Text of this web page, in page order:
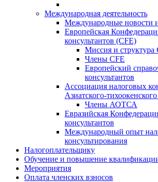
Международная деятельность
Международные новости
Европейская
консультантов (CFE)
Миссия и структура
Члены CFE
Европейский
консультантов
Ассоциация налоговых
Азиатского-
Члены АОТСА
Евразийская
консультантов
Международный опыт
консультирования
Налогоплательщику
Обучение и повышение
Мероприятия
Оплата членских взносов